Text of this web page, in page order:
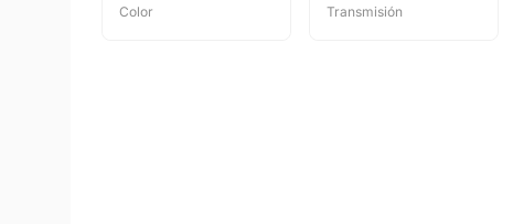
Color Transmisión